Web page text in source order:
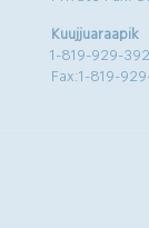
Kuujjuaraapik
1-819-929-
Fax:1-819-